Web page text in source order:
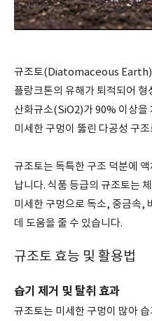
규조토(Diatomaceous
플랑크톤의 유해가 퇴적되어 형
산화규소(SiO2)가 90% 이상을
미세한 구멍이 뚫린 다공성 구
규조토는 독특한 구조 덕분에
납니다. 식품 등급의 규조토는
미세한 구멍으로 독소, 중금속,
데 도움을 줄 수 있습니다.
규조토 효능 및 활용법
습기 제거 및 탈취 효과
규조토는 미세한 구멍이 많아